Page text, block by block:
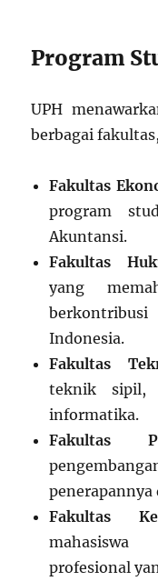
Program
UPH
berbagai
Fakultas
program
Akuntansi.
Fakultas
yang
Indonesia.
Fakultas
teknik sipil,
informatika.
Fakultas
penerapannya
Fakultas
profesional